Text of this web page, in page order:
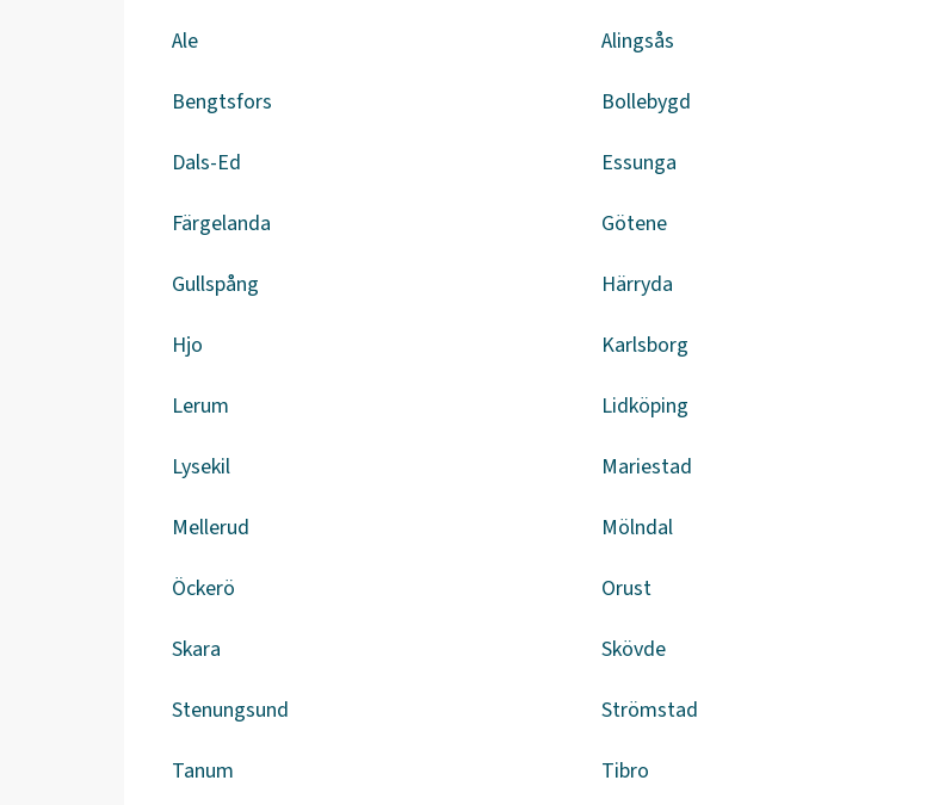
Ale Alingsås
Bengtsfors Bollebygd
Dals-Ed Essunga
Färgelanda Götene
Gullspång Härryda
Hjo Karlsborg
Lerum Lidköping
Lysekil Mariestad
Mellerud Mölndal
Öckerö Orust
Skara Skövde
Stenungsund Strömstad
Tanum Tibro